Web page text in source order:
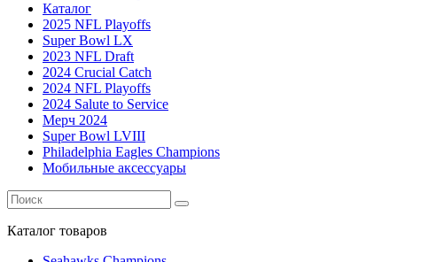
Каталог
2025 NFL Playoffs
Super Bowl LX
2023 NFL Draft
2024 Crucial Catch
2024 NFL Playoffs
2024 Salute to Service
Мерч 2024
Super Bowl LVIII
Philadelphia Eagles Champions
Мобильные аксессуары
Каталог товаров